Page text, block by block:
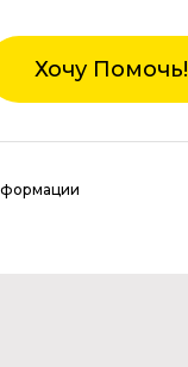
Хочу Помочь!